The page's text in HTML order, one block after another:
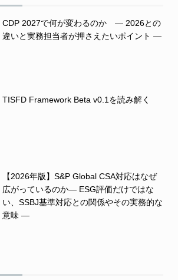
CDP 2027で何が変わるのか ― 2026との
違いと実務担当者が押さえたいポイント ―
TISFD Framework Beta v0.1を読み解く
【2026年版】S&P Global CSA対応はなぜ
広がっているのか― ESG評価だけではな
い、SSBJ基準対応との関係やその実務的な
意味 ―